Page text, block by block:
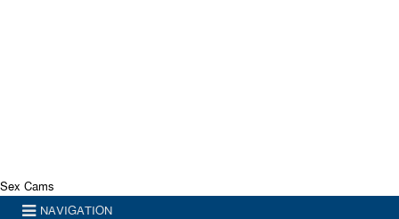
Sex Cams
NAVIGATION